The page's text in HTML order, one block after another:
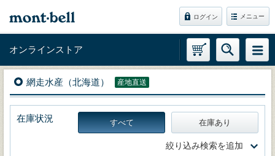
ログイン メニュー
オンラインストア
網走水産（北海道） 産地直送
在庫状況 すべて 在庫あり
絞り込み検索を追加